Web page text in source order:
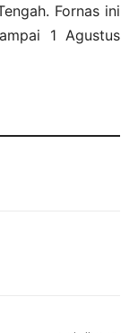
Fornas ini
1 Agustus